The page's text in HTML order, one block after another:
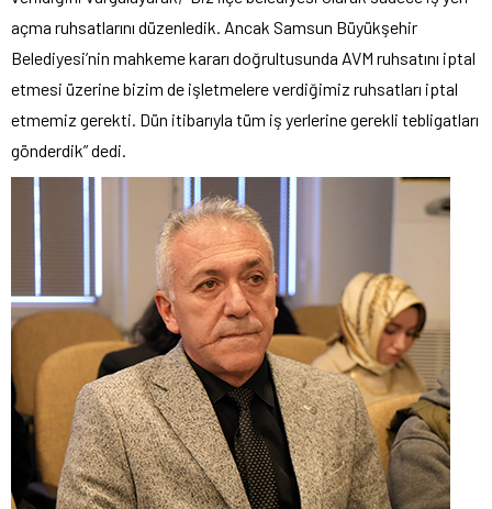
açma ruhsatlarını düzenledik. Ancak Samsun Büyükşehir
Belediyesi’nin mahkeme kararı doğrultusunda AVM ruhsatını iptal
etmesi üzerine bizim de işletmelere verdiğimiz ruhsatları iptal
etmemiz gerekti. Dün itibarıyla tüm iş yerlerine gerekli tebligatları
gönderdik” dedi.